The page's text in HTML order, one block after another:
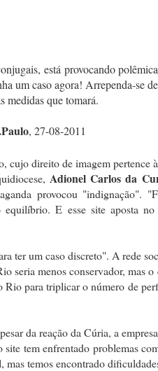
está provocando
um caso agora! Arrependa-se
medidas que tomará.
, 27-08-2011
cujo direito de imagem pertence
Adionel Carlos da
provocou "indignação".
E esse site aposta
ter um caso discreto". A rede
seria menos conservador, mas o
para triplicar o número de
da reação da Cúria, a
site tem enfrentado problemas
temos encontrado